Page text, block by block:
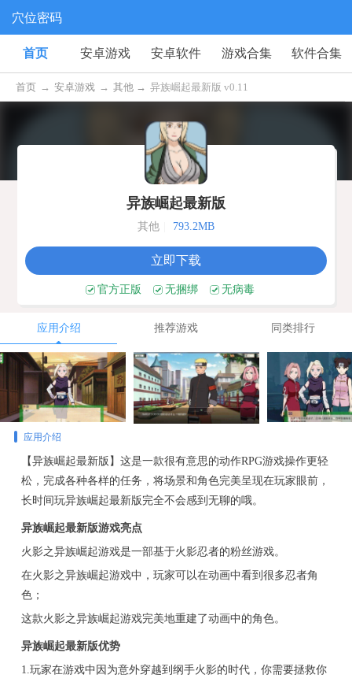
穴位密码
首页 安卓游戏 安卓软件 游戏合集 软件合集
首页 → 安卓游戏 → 其他 → 异族崛起最新版 v0.11
异族崛起最新版
其他 793.2MB
立即下载
官方正版 无捆绑 无病毒
应用介绍 推荐游戏 同类排行
应用介绍
【异族崛起最新版】这是一款很有意思的动作RPG游戏操作更轻
松，完成各种各样的任务，将场景和角色完美呈现在玩家眼前，
长时间玩异族崛起最新版完全不会感到无聊的哦。
异族崛起最新版游戏亮点
火影之异族崛起游戏是一部基于火影忍者的粉丝游戏。
在火影之异族崛起游戏中，玩家可以在动画中看到很多忍者角
色；
这款火影之异族崛起游戏完美地重建了动画中的角色。
异族崛起最新版优势
1.玩家在游戏中因为意外穿越到纲手火影的时代，你需要拯救你